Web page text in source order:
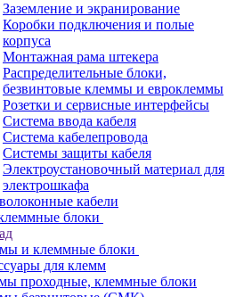
Заземление и экранирование
Коробки подключения и полые
корпуса
Монтажная рама штекера
Распределительные блоки,
безвинтовые клеммы и евроклеммы
Розетки и сервисные интерфейсы
Система ввода кабеля
Система кабелепровода
Системы защиты кабеля
Электроустановочный материал для
электрошкафа
кабели
блоки
и клеммные блоки
для клемм
проходные, клеммные блоки